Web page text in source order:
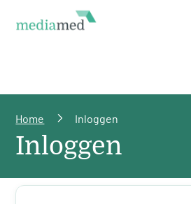
Home Inloggen
Inloggen